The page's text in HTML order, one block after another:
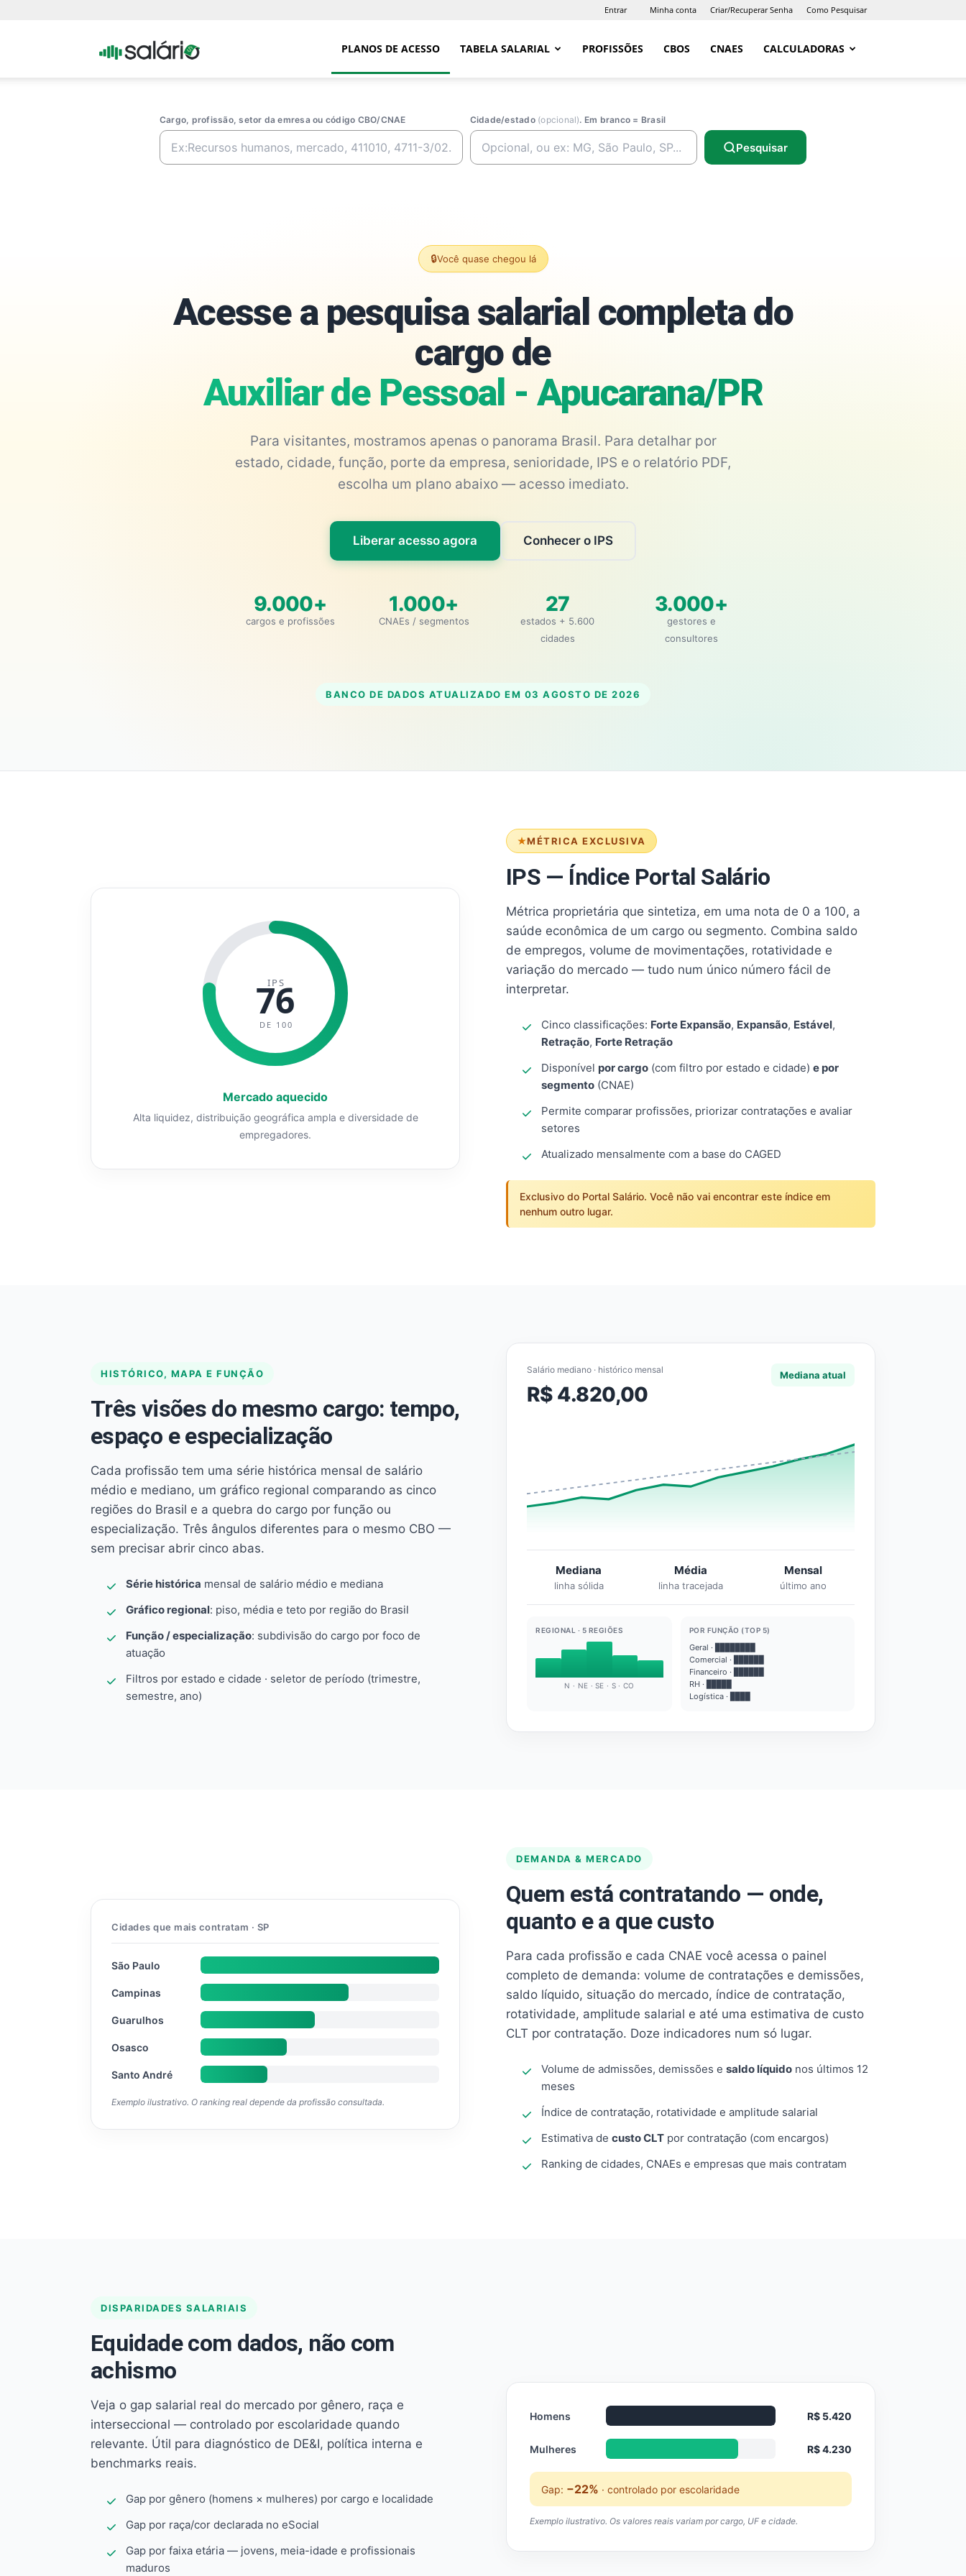
Entrar Minha conta Criar/Recuperar Senha Como Pesquisar
Portal PLANOS DE ACESSO TABELA SALARIAL PROFISSÕES CBOS CNAES CALCULADORAS
Cargo, profissão, setor da emresa ou código CBO/CNAE Cidade/estado (opcional). Em branco = Brasil
Pesquisar
🔒Você quase chegou lá
Acesse a pesquisa salarial completa do
cargo de
Auxiliar de Pessoal - Apucarana/PR
Para visitantes, mostramos apenas o panorama Brasil. Para detalhar por
estado, cidade, função, porte da empresa, senioridade, IPS e o relatório PDF,
escolha um plano abaixo — acesso imediato.
Liberar acesso agora Conhecer o IPS
9.000+
cargos e profissões
1.000+
CNAEs / segmentos
27
estados + 5.600
cidades
3.000+
gestores e
consultores
BANCO DE DADOS ATUALIZADO EM 03 AGOSTO DE 2026
MÉTRICA EXCLUSIVA
IPS — Índice Portal Salário
Métrica proprietária que sintetiza, em uma nota de 0 a 100, a
saúde econômica de um cargo ou segmento. Combina saldo
de empregos, volume de movimentações, rotatividade e
variação do mercado — tudo num único número fácil de
interpretar.
Cinco classificações: Forte Expansão, Expansão, Estável,
Retração, Forte Retração
Disponível por cargo (com filtro por estado e cidade) e por
segmento (CNAE)
Permite comparar profissões, priorizar contratações e avaliar
setores
Atualizado mensalmente com a base do CAGED
Exclusivo do Portal Salário. Você não vai encontrar este índice em
nenhum outro lugar.
IPS
76
DE 100
Mercado aquecido
Alta liquidez, distribuição geográfica ampla e diversidade de
empregadores.
HISTÓRICO, MAPA E FUNÇÃO
Três visões do mesmo cargo: tempo,
espaço e especialização
Cada profissão tem uma série histórica mensal de salário
médio e mediano, um gráfico regional comparando as cinco
regiões do Brasil e a quebra do cargo por função ou
especialização. Três ângulos diferentes para o mesmo CBO —
sem precisar abrir cinco abas.
Série histórica mensal de salário médio e mediana
Gráfico regional: piso, média e teto por região do Brasil
Função / especialização: subdivisão do cargo por foco de
atuação
Filtros por estado e cidade · seletor de período (trimestre,
semestre, ano)
Salário mediano · histórico mensal
R$ 4.820,00
Mediana atual
Mediana
linha sólida
Média
linha tracejada
Mensal
último ano
REGIONAL · 5 REGIÕES
N · NE · SE · S · CO
POR FUNÇÃO (TOP 5)
Geral · ████████
Comercial · ██████
Financeiro · ██████
RH · █████
Logística · ████
DEMANDA & MERCADO
Quem está contratando — onde,
quanto e a que custo
Para cada profissão e cada CNAE você acessa o painel
completo de demanda: volume de contratações e demissões,
saldo líquido, situação do mercado, índice de contratação,
rotatividade, amplitude salarial e até uma estimativa de custo
CLT por contratação. Doze indicadores num só lugar.
Volume de admissões, demissões e saldo líquido nos últimos 12
meses
Índice de contratação, rotatividade e amplitude salarial
Estimativa de custo CLT por contratação (com encargos)
Ranking de cidades, CNAEs e empresas que mais contratam
Cidades que mais contratam · SP
São Paulo
Campinas
Guarulhos
Osasco
Santo André
Exemplo ilustrativo. O ranking real depende da profissão consultada.
DISPARIDADES SALARIAIS
Equidade com dados, não com
achismo
Veja o gap salarial real do mercado por gênero, raça e
interseccional — controlado por escolaridade quando
relevante. Útil para diagnóstico de DE&I, política interna e
benchmarks reais.
Gap por gênero (homens × mulheres) por cargo e localidade
Gap por raça/cor declarada no eSocial
Gap por faixa etária — jovens, meia-idade e profissionais
maduros
Homens R$ 5.420
Mulheres R$ 4.230
Gap: −22% · controlado por escolaridade
Exemplo ilustrativo. Os valores reais variam por cargo, UF e cidade.